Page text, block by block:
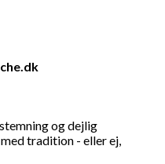
og dejlig
tradition - eller ej,